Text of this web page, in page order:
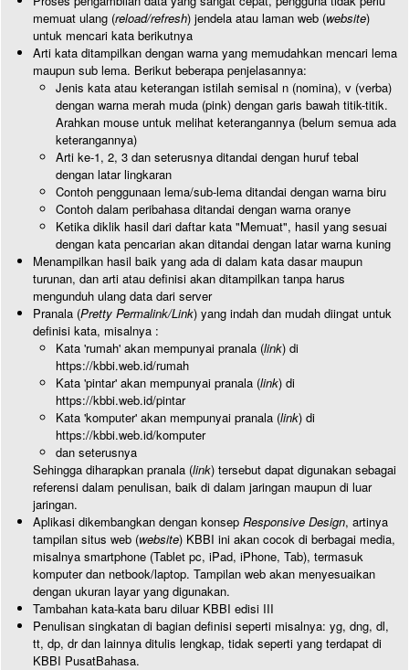
memuat ulang (reload/refresh) jendela atau laman web (website)
untuk mencari kata berikutnya
Arti kata ditampilkan dengan warna yang memudahkan mencari lema
maupun sub lema. Berikut beberapa penjelasannya:
Jenis kata atau keterangan istilah semisal n (nomina), v (verba)
dengan warna merah muda (pink) dengan garis bawah titik-titik.
Arahkan mouse untuk melihat keterangannya (belum semua ada
keterangannya)
Arti ke-1, 2, 3 dan seterusnya ditandai dengan huruf tebal
dengan latar lingkaran
Contoh penggunaan lema/sub-lema ditandai dengan warna biru
Contoh dalam peribahasa ditandai dengan warna oranye
Ketika diklik hasil dari daftar kata "Memuat", hasil yang sesuai
dengan kata pencarian akan ditandai dengan latar warna kuning
Menampilkan hasil baik yang ada di dalam kata dasar maupun
turunan, dan arti atau definisi akan ditampilkan tanpa harus
mengunduh ulang data dari server
Pranala (Pretty Permalink/Link) yang indah dan mudah diingat untuk
definisi kata, misalnya :
Kata 'rumah' akan mempunyai pranala (link) di
https://kbbi.web.id/rumah
Kata 'pintar' akan mempunyai pranala (link) di
https://kbbi.web.id/pintar
Kata 'komputer' akan mempunyai pranala (link) di
https://kbbi.web.id/komputer
dan seterusnya
Sehingga diharapkan pranala (link) tersebut dapat digunakan sebagai
referensi dalam penulisan, baik di dalam jaringan maupun di luar
jaringan.
Aplikasi dikembangkan dengan konsep Responsive Design, artinya
tampilan situs web (website) KBBI ini akan cocok di berbagai media,
misalnya smartphone (Tablet pc, iPad, iPhone, Tab), termasuk
komputer dan netbook/laptop. Tampilan web akan menyesuaikan
dengan ukuran layar yang digunakan.
Tambahan kata-kata baru diluar KBBI edisi III
Penulisan singkatan di bagian definisi seperti misalnya: yg, dng, dl,
tt, dp, dr dan lainnya ditulis lengkap, tidak seperti yang terdapat di
KBBI PusatBahasa.